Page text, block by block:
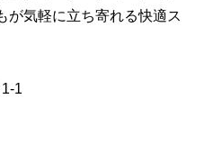
が気軽に立ち寄れる快適ス
1